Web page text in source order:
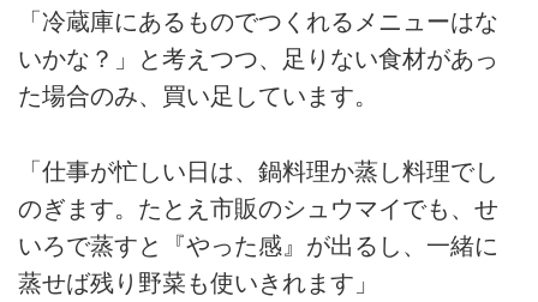
「冷蔵庫にあるものでつくれるメニューはな
いかな？」と考えつつ、足りない食材があっ
た場合のみ、買い足しています。
「仕事が忙しい日は、鍋料理か蒸し料理でし
のぎます。たとえ市販のシュウマイでも、せ
いろで蒸すと『やった感』が出るし、一緒に
蒸せば残り野菜も使いきれます」